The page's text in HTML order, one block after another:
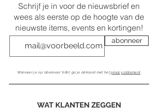
Schrijf je in voor de nieuwsbrief en
wees als eerste op de hoogte van de
nieuwste items, events en kortingen!
WAT KLANTEN ZEGGEN
abonneer
Wanneer je op 'abonneer' klikt, ga je akkoord met het privacy statement